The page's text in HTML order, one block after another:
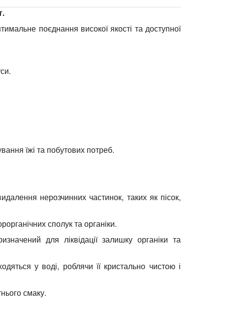
поєднання високої якості та доступної
їжі та побутових потреб.
сполук та органіки.
для ліквідації залишку органіки та